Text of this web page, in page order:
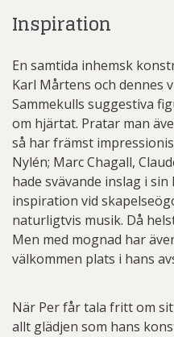
Inspiration
En samtida inhemsk
Karl Mårtens och dennes
Sammekulls suggestiva
om hjärtat. Pratar man
så har främst
Nylén; Marc Chagall,
hade svävande inslag i
inspiration vid
naturligtvis musik. Då
Men med mognad har
välkommen plats i hans
När Per får tala fritt om
allt glädjen som hans